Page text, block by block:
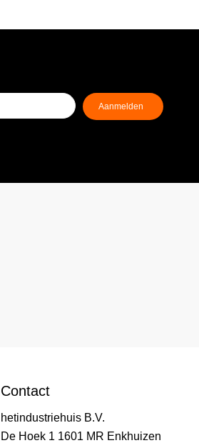
Contact
hetindustriehuis B.V.
De Hoek 1 1601 MR Enkhuizen